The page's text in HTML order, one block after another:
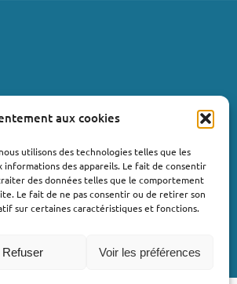
aux cookies
utilisons des technologies telles que les
des appareils. Le fait de consentir
des données telles que le comportement
Le fait de ne pas consentir ou de retirer son
sur certaines caractéristiques et fonctions.
Refuser Voir les préférences